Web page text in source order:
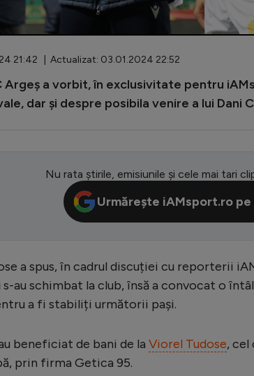
21:42 | Actualizat: 03.01.2024 22:52
Argeș a vorbit, în exclusivitate pentru
dar și despre posibila venire a lui Dani
Nu rata știrile, emisiunile și cele mai tari
Urmărește iAMsport.ro pe
a spus, în cadrul discuției cu reporterii
s-au schimbat la club, însă a convocat o
a fi stabiliți următorii pași.
beneficiat de bani de la Viorel Tudose, cel
prin firma Getica 95.